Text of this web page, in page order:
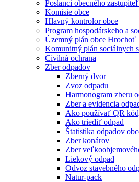
Poslanci obecného
Komisie obce
Hlavný kontrolor obce
Program hospodárskeho a
Územný plán obce Hrochoť
Komunitný plán sociálnych
Civilná ochrana
Zber odpadov
Zberný dvor
Zvoz odpadu
Harmonogram zberu
Zber a evidencia
Ako používať QR
Ako triediť odpad
Štatistika odpadov
Zber konárov
Zber
Liekový odpad
Odvoz stavebného
Natur-pack